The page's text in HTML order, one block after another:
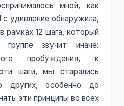
мной, как
с удивление обнаружила,
рамках 12 шага, который
звучит иначе:
пробуждения, к
шаги, мы старались
других, особенно до
эти принципы во всех